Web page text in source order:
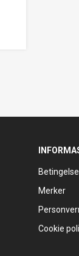
Merker
Cookie